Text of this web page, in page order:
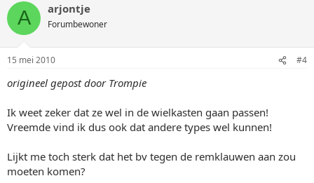
A arjontje
Forumbewoner
15 mei 2010 #4
origineel gepost door Trompie
Ik weet zeker dat ze wel in de wielkasten gaan passen!
Vreemde vind ik dus ook dat andere types wel kunnen!
Lijkt me toch sterk dat het bv tegen de remklauwen aan zou
moeten komen?